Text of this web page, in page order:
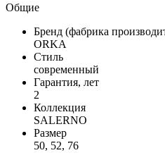
Общие
Бренд (фабрика
ORKA
Стиль
современный
Гарантия, лет
2
Коллекция
SALERNO
Размер
50, 52, 76